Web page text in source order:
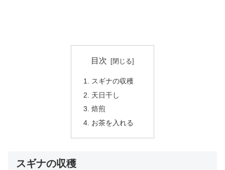
目次
スギナの収穫
天日干し
焙煎
お茶を入れる
スギナの収穫